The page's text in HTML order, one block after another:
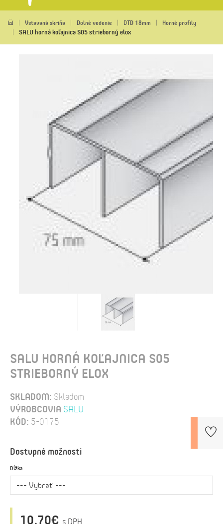
Vstavaná skriňa Dolné vedenie DTD 18mm Horné profily
SALU horná koľajnica S05 strieborný elox
SALU HORNÁ KOĽAJNICA S05
STRIEBORNÝ ELOX
SKLADOM: Skladom
VÝROBCOVIA SALU
KÓD: 5-0175
Dostupné možnosti
Dĺžka
10,70€ s DPH